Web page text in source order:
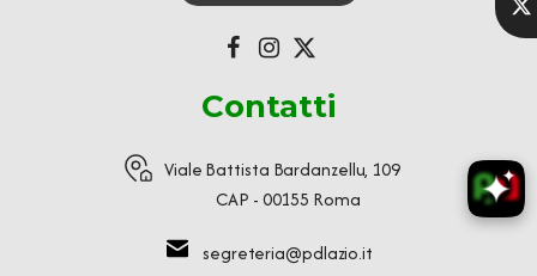
Contatti
Viale Battista Bardanzellu, 109
CAP - 00155 Roma
segreteria@pdlazio.it